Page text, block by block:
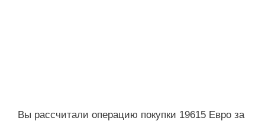
Вы рассчитали операцию покупки 19615 Евро за